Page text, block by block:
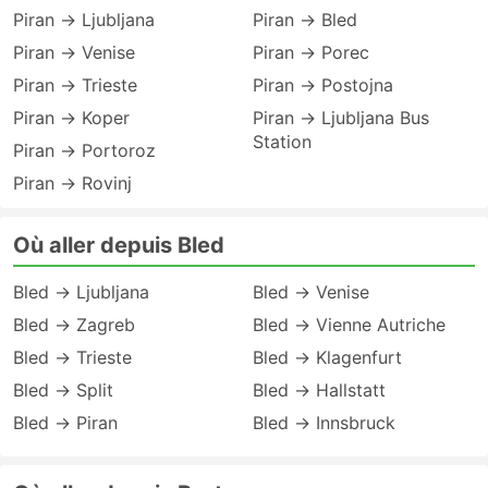
Piran → Ljubljana
Piran → Venise
Piran → Trieste
Piran → Koper
Piran → Portoroz
Piran → Rovinj
Piran → Bled
Piran → Porec
Piran → Postojna
Piran → Ljubljana Bus
Station
Où aller depuis Bled
Bled → Ljubljana
Bled → Zagreb
Bled → Trieste
Bled → Split
Bled → Piran
Bled → Venise
Bled → Vienne Autriche
Bled → Klagenfurt
Bled → Hallstatt
Bled → Innsbruck